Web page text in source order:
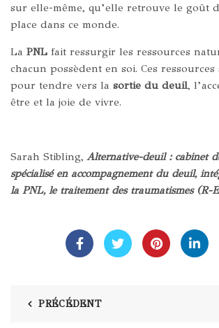
sur elle-même, qu’elle retrouve le goût
place dans ce monde.
La PNL fait ressurgir les ressources
chacun possèdent en soi. Ces ressources
pour tendre vers la sortie du deuil,
être et la joie de vivre.
Sarah Stibling, Alternative-deuil : cabinet
spécialisé en accompagnement du deuil,
la PNL, le traitement des traumatismes (R-
PRÉCÉDENT